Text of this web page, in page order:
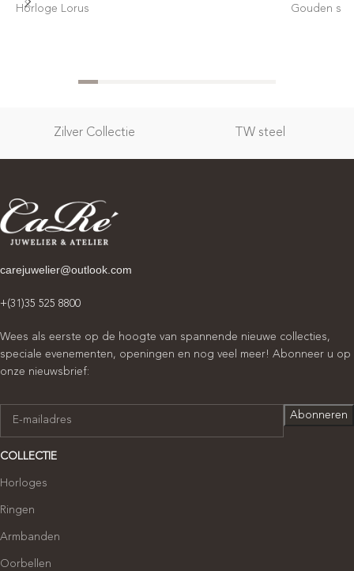
Horloge Lorus Gouden
Zilver Collectie TW steel
carejuwelier@outlook.com
+(31)35 525 8800
Wees als eerste op de hoogte van spannende nieuwe collecties,
speciale evenementen, openingen en nog veel meer! Abonneer u op
onze nieuwsbrief:
COLLECTIE
Horloges
Ringen
Armbanden
Oorbellen